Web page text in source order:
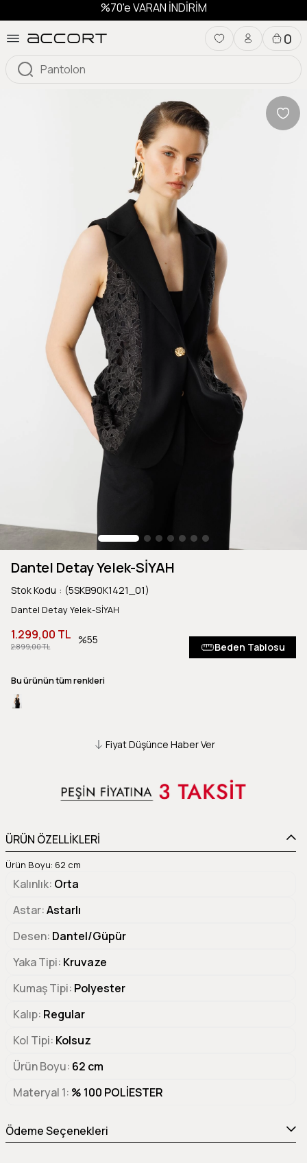
%70'e VARAN İNDİRİM
0
Dantel Detay Yelek-SİYAH
Stok Kodu (5SKB90K1421_01)
Dantel Detay Yelek-SİYAH
2.899,00 TL
1.299,00 TL 55
Beden Tablosu
Bu ürünün tüm renkleri
Fiyat Düşünce Haber Ver
ÜRÜN ÖZELLİKLERİ
Ürün Boyu: 62 cm
Kalınlık Orta
Astar Astarlı
Desen Dantel/Güpür
Yaka Tipi Kruvaze
Kumaş Tipi Polyester
Kalıp Regular
Kol Tipi Kolsuz
Ürün Boyu 62 cm
Materyal 1 % 100 POLİESTER
Ödeme Seçenekleri